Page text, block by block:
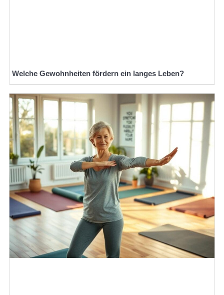
Welche Gewohnheiten fördern ein langes Leben?